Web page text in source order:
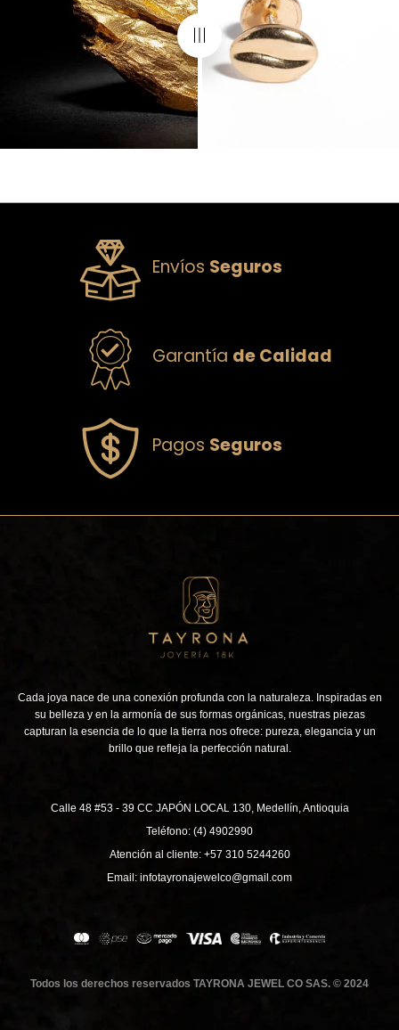
Envíos Seguros
Garantía de Calidad
Pagos Seguros
Cada joya nace de una conexión profunda con la naturaleza. Inspiradas en
su belleza y en la armonía de sus formas orgánicas, nuestras piezas
capturan la esencia de lo que la tierra nos ofrece: pureza, elegancia y un
brillo que refleja la perfección natural.
Calle 48 #53 - 39 CC JAPÓN LOCAL 130, Medellín, Antioquia
Teléfono: (4) 4902990
Atención al cliente: +57 310 5244260
Email: infotayronajewelco@gmail.com
Todos los derechos reservados TAYRONA JEWEL CO SAS. © 2024